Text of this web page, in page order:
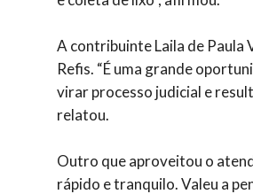
A contribuinte Laila de Paula
Refis. “É uma grande
virar processo judicial e
relatou.
Outro que aproveitou o
rápido e tranquilo. Valeu a